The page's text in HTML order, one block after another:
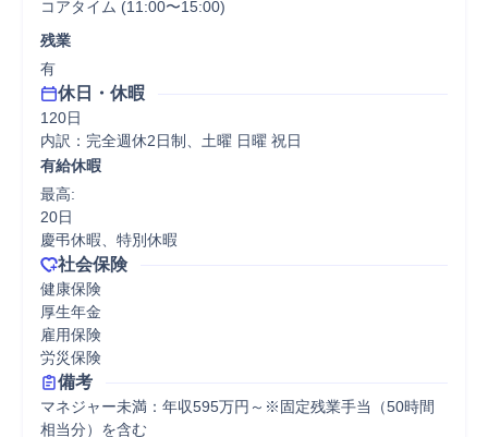
コアタイム (11:00〜15:00)
残業
有
休日・休暇
120日
内訳：完全週休2日制、土曜 日曜 祝日
有給休暇
最高:
20日
慶弔休暇、特別休暇
社会保険
健康保険
厚生年金
雇用保険
労災保険
備考
マネジャー未満：年収595万円～※固定残業手当（50時間
相当分）を含む